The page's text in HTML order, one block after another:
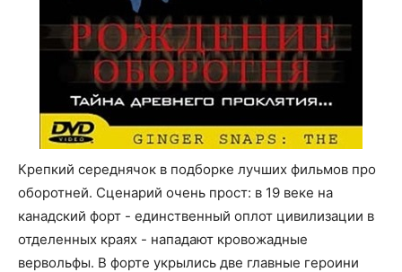
Крепкий середнячок в подборке лучших фильмов про
оборотней. Сценарий очень прост: в 19 веке на
канадский форт - единственный оплот цивилизации в
отделенных краях - нападают кровожадные
вервольфы. В форте укрылись две главные героини